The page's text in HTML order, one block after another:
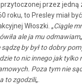
przez jedną
roku, to Presley miał
Włoszki. „Ciągle
ale ja mu odmawiam
sądzę by był to dobry
to nic innego jak tylko
Poza tym nie
to zgodzili„.